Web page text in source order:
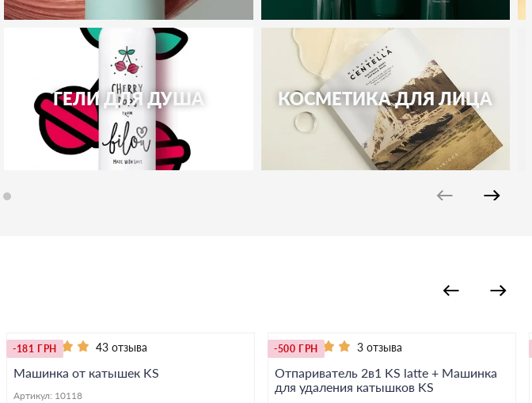
ГЕЛИ ДЛЯ ДУША КОСМЕТИКА ДЛЯ ЛИЦА
-181 ГРН 43 отзыва
Машинка от катышек KS
Артикул: 10118
-500 ГРН 3 отзыва
Отпариватель 2в1 KS latte + Машинка
для удаления катышков KS